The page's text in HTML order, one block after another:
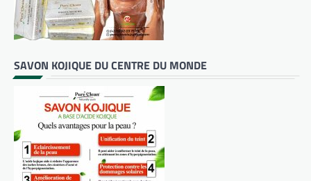
SAVON KOJIQUE DU CENTRE DU MONDE